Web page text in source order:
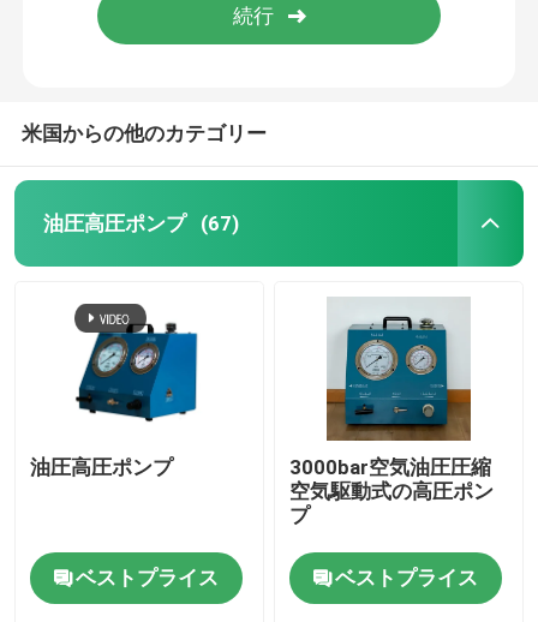
米国からの他のカテゴリー
油圧高圧ポンプ (67)
油圧高圧ポンプ
ベストプライス
3000bar空気油圧圧縮
空気駆動式の高圧ポン
プ
ベストプライス